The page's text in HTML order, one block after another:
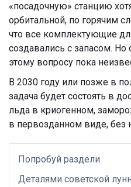
«посадочную» станцию
орбитальной, по горячим
что все комплектующие
создавались с запасом.
этому вопросу пока
В 2030 году или позже в
задача будет состоять в
льда в криогенном,
в первозданном виде, без
Попробуй раздели
Деталями советской